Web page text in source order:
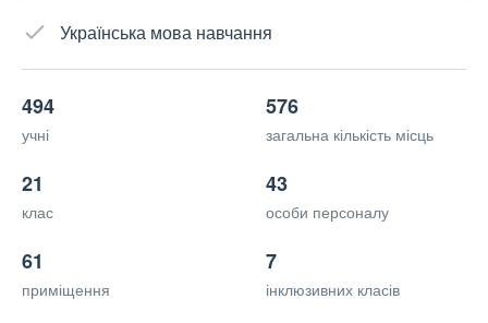
Українська мова навчання
494
учні
576
загальна кількість місць
21
клас
43
особи персоналу
61
приміщення
7
інклюзивних класів